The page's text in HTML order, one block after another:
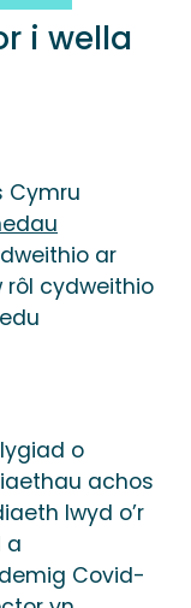
i wella
Cymru
ar
rôl cydweithio
o
achos
lwyd o’r
a
Covid-